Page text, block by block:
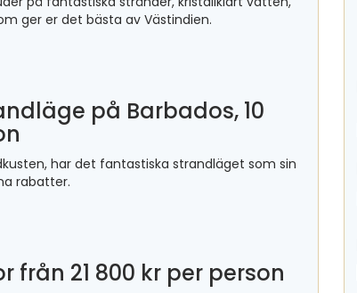
ger er det bästa av Västindien.
på Barbados, 10
har det fantastiska strandläget som sin
rabatter.
från 21 800 kr per person